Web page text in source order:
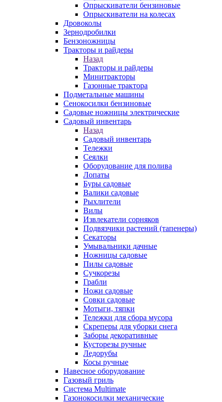
Опрыскиватели бензиновые
Опрыскиватели на колесах
Дровоколы
Зернодробилки
Бензоножницы
Тракторы и райдеры
Назад
Тракторы и райдеры
Минитракторы
Газонные трактора
Подметальные машины
Сенокосилки бензиновые
Садовые ножницы электрические
Садовый инвентарь
Назад
Садовый инвентарь
Тележки
Сеялки
Оборудование для полива
Лопаты
Буры садовые
Валики садовые
Рыхлители
Вилы
Извлекатели сорняков
Подвязчики растений (тапенеры)
Секаторы
Умывальники дачные
Ножницы садовые
Пилы садовые
Сучкорезы
Грабли
Ножи садовые
Совки садовые
Мотыги, тяпки
Тележки для сбора мусора
Скреперы для уборки снега
Заборы декоративные
Кусторезы ручные
Ледорубы
Косы ручные
Навесное оборудование
Газовый гриль
Система Multimate
Газонокосилки механические